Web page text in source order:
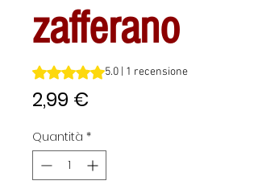
zafferano
Sulla base di 1 recensione, la
5.0 | 1 recensione
2,99 €
Quantità *